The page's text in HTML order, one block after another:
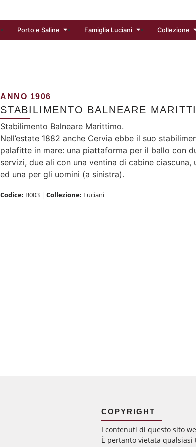
Porto e Saline Famiglia Luciani Collezione
ANNO 1906
STABILIMENTO BALNEARE
Stabilimento Balneare Marittimo.
Nell’estate 1882 anche Cervia ebbe il suo
palafitte in mare: una piattaforma per il ballo con
servizi, due ali con una ventina di cabine ciascuna,
ed una per gli uomini (a sinistra).
Codice: B003 | Collezione: Luciani
COPYRIGHT
I contenuti di questo sito
È pertanto vietata